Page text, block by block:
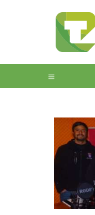
Home